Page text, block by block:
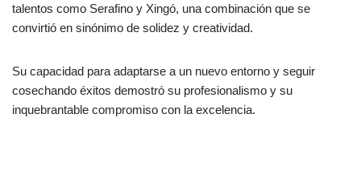
talentos como Serafino y Xingó, una combinación que se
convirtió en sinónimo de solidez y creatividad.
Su capacidad para adaptarse a un nuevo entorno y seguir
cosechando éxitos demostró su profesionalismo y su
inquebrantable compromiso con la excelencia.